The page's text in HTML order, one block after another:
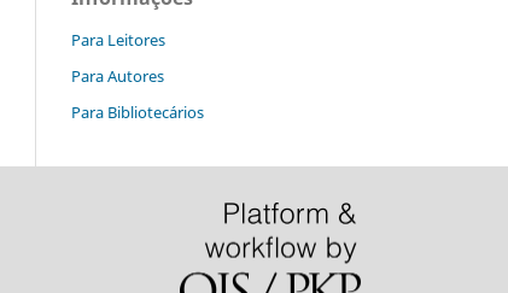
Para Leitores
Para Autores
Para Bibliotecários